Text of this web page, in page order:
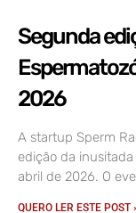
Segunda
2026
A startup Sperm
edição da inusitada
abril de 2026. O
QUERO LER ESTE POST